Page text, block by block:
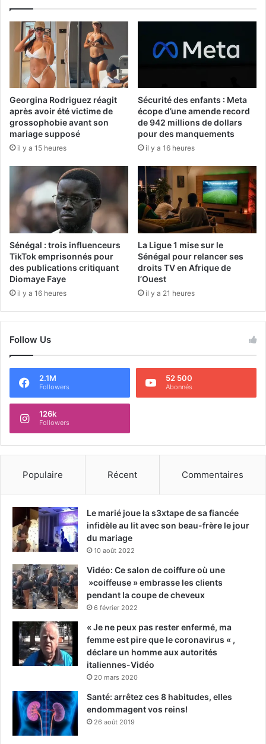
Georgina Rodriguez réagit
après avoir été victime de
grossophobie avant son
mariage supposé
il y a 15 heures
Sécurité des enfants : Meta
écope d’une amende record
de 942 millions de dollars
pour des manquements
il y a 16 heures
Sénégal : trois influenceurs
TikTok emprisonnés pour
des publications critiquant
Diomaye Faye
il y a 16 heures
La Ligue 1 mise sur le
Sénégal pour relancer ses
droits TV en Afrique de
l’Ouest
il y a 21 heures
Follow Us
2.1M
Followers
52 500
Abonnés
126k
Followers
Populaire Récent Commentaires
Le marié joue la s3xtape de sa fiancée
infidèle au lit avec son beau-frère le jour
du mariage
10 août 2022
Vidéo: Ce salon de coiffure où une
»coiffeuse » embrasse les clients
pendant la coupe de cheveux
6 février 2022
« Je ne peux pas rester enfermé, ma
femme est pire que le coronavirus « ,
déclare un homme aux autorités
italiennes-Vidéo
20 mars 2020
Santé: arrêtez ces 8 habitudes, elles
endommagent vos reins!
26 août 2019